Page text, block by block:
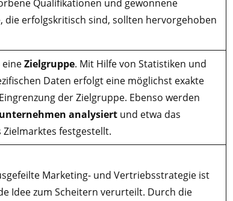
Qualifikationen und gewonnene
die erfolgskritisch sind, sollten hervorgehoben
eineZielgruppe. Mit Hilfe von Statistiken und
Daten erfolgt eine möglichst exakte
der Zielgruppe. Ebenso werden
analysiert und etwa das
Zielmarktes festgestellt.
Marketing- und Vertriebsstrategie ist
Idee zum Scheitern verurteilt. Durch die